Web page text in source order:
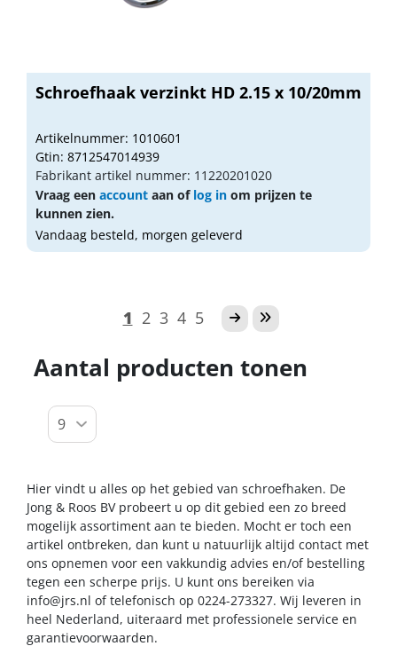
Schroefhaak verzinkt HD 2.15 x 10/20mm
Artikelnummer: 1010601
Gtin: 8712547014939
Fabrikant artikel nummer: 11220201020
Vraag een account aan of log in om prijzen te
kunnen zien.
Vandaag besteld, morgen geleverd
1 2 3 4 5
Aantal producten tonen
Hier vindt u alles op het gebied van schroefhaken. De
Jong & Roos BV probeert u op dit gebied een zo breed
mogelijk assortiment aan te bieden. Mocht er toch een
artikel ontbreken, dan kunt u natuurlijk altijd contact met
ons opnemen voor een vakkundig advies en/of bestelling
tegen een scherpe prijs. U kunt ons bereiken via
info@jrs.nl of telefonisch op 0224-273327. Wij leveren in
heel Nederland, uiteraard met professionele service en
garantievoorwaarden.